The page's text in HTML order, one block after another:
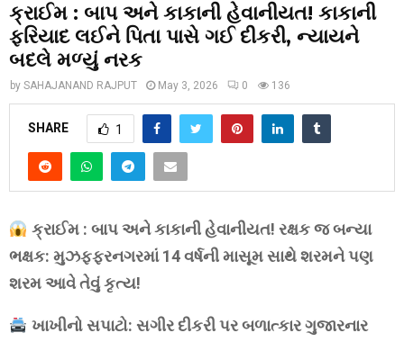
ક્રાઈમ : બાપ અને કાકાની હેવાનીયત! કાકાની
ફરિયાદ લઈને પિતા પાસે ગઈ દીકરી, ન્યાયને
બદલે મળ્યું નરક
by SAHAJANAND RAJPUT May 3, 2026 0 136
SHARE 1
ક્રાઈમ : બાપ અને કાકાની હેવાનીયત! રક્ષક જ બન્યા
ભક્ષક: મુઝફ્ફરનગરમાં 14 વર્ષની માસૂમ સાથે શરમને પણ
શરમ આવે તેવું કૃત્ય!
ખાખીનો સપાટો: સગીર દીકરી પર બળાત્કાર ગુજારનાર